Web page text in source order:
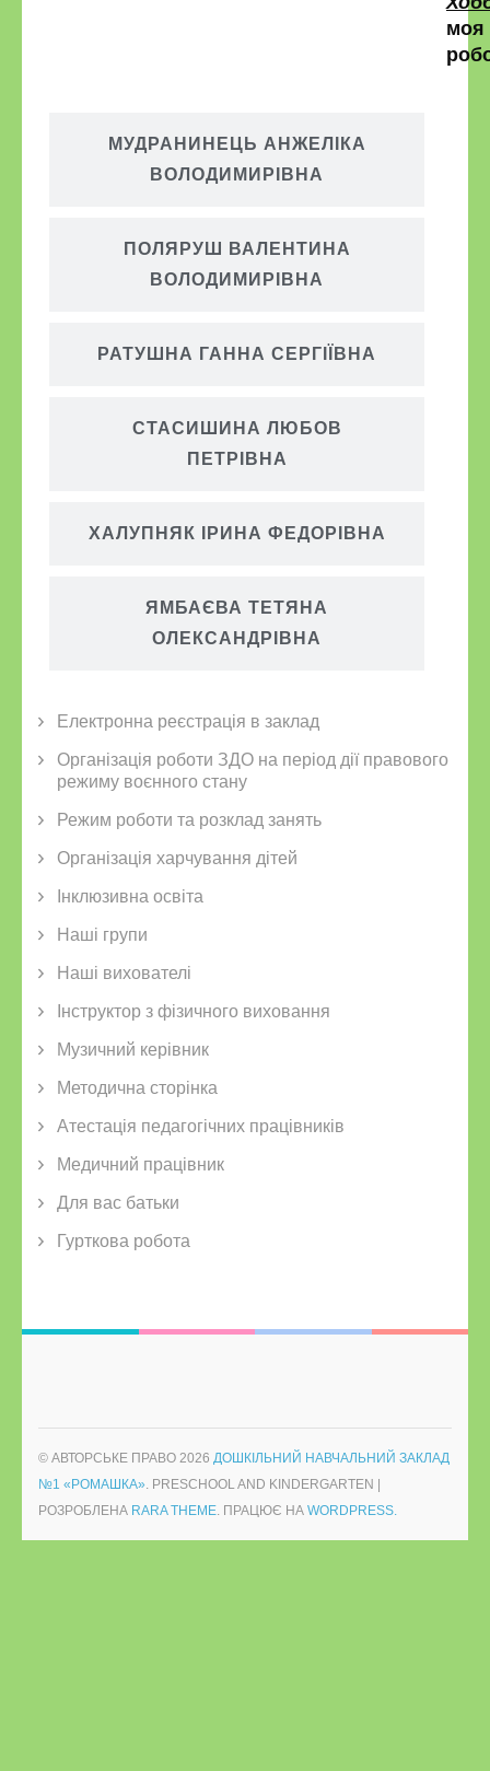
МУДРАНИНЕЦЬ АНЖЕЛІКА
ВОЛОДИМИРІВНА
ПОЛЯРУШ ВАЛЕНТИНА
ВОЛОДИМИРІВНА
РАТУШНА ГАННА СЕРГІЇВНА
СТАСИШИНА ЛЮБОВ
ПЕТРІВНА
ХАЛУПНЯК ІРИНА ФЕДОРІВНА
ЯМБАЄВА ТЕТЯНА
ОЛЕКСАНДРІВНА
моя
Електронна реєстрація в заклад
Організація роботи ЗДО на період дії правового
режиму воєнного стану
Режим роботи та розклад занять
Організація харчування дітей
Інклюзивна освіта
Наші групи
Наші вихователі
Інструктор з фізичного виховання
Музичний керівник
Методична сторінка
Атестація педагогічних працівників
Медичний працівник
Для вас батьки
Гурткова робота
© АВТОРСЬКЕ ПРАВО 2026 ДОШКІЛЬНИЙ НАВЧАЛЬНИЙ ЗАКЛАД
№1 «РОМАШКА». PRESCHOOL AND KINDERGARTEN |
РОЗРОБЛЕНА RARA THEME. ПРАЦЮЄ НА WORDPRESS.